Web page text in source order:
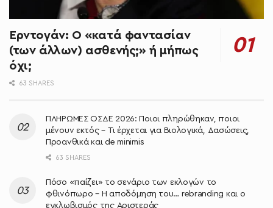
Ερντογάν: Ο «κατά φαντασίαν
(των άλλων) ασθενής;» ή μήπως
όχι;
63 SHARES
ΠΛΗΡΩΜΕΣ ΟΣΔΕ 2026: Ποιοι πληρώθηκαν, ποιοι
μένουν εκτός – Τι έρχεται για Βιολογικά, Δασώσεις,
Προανθικά και de minimis
63 SHARES
Πόσο «παίζει» το σενάριο των εκλογών το
φθινόπωρο – Η αποδόμηση του… rebranding και ο
εγκλωβισμός της Αριστεράς